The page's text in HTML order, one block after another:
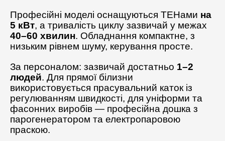
Професійні моделі оснащуються ТЕНами на
5 кВт, а тривалість циклу зазвичай у межах
40–60 хвилин. Обладнання компактне, з
низьким рівнем шуму, керування просте.
За персоналом: зазвичай достатньо 1–2
людей. Для прямої білизни
використовується прасувальний каток із
регулюванням швидкості, для уніформи та
фасонних виробів — професійна дошка з
парогенератором та електропаровою
праскою.